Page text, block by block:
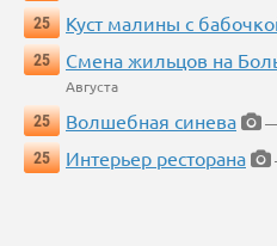
25
Куст малины с
25
Смена жильцов на
Августа
25
Волшебная синева
—
25
Интерьер ресторана